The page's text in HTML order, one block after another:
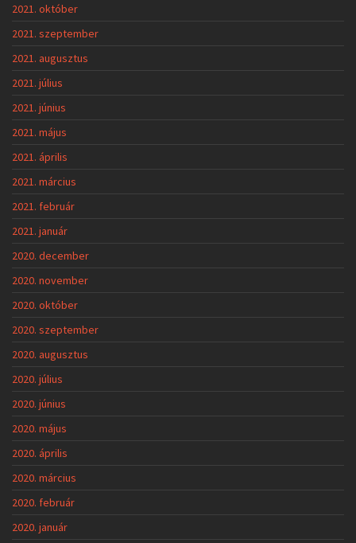
2021. október
2021. szeptember
2021. augusztus
2021. július
2021. június
2021. május
2021. április
2021. március
2021. február
2021. január
2020. december
2020. november
2020. október
2020. szeptember
2020. augusztus
2020. július
2020. június
2020. május
2020. április
2020. március
2020. február
2020. január